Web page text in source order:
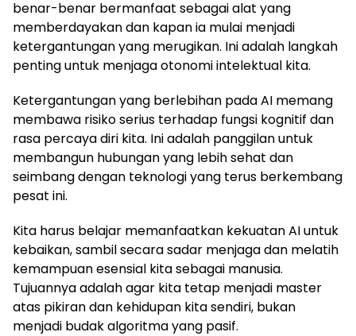
benar-benar bermanfaat sebagai alat yang
memberdayakan dan kapan ia mulai menjadi
ketergantungan yang merugikan. Ini adalah langkah
penting untuk menjaga otonomi intelektual kita.
Ketergantungan yang berlebihan pada AI memang
membawa risiko serius terhadap fungsi kognitif dan
rasa percaya diri kita. Ini adalah panggilan untuk
membangun hubungan yang lebih sehat dan
seimbang dengan teknologi yang terus berkembang
pesat ini.
Kita harus belajar memanfaatkan kekuatan AI untuk
kebaikan, sambil secara sadar menjaga dan melatih
kemampuan esensial kita sebagai manusia.
Tujuannya adalah agar kita tetap menjadi master
atas pikiran dan kehidupan kita sendiri, bukan
menjadi budak algoritma yang pasif.